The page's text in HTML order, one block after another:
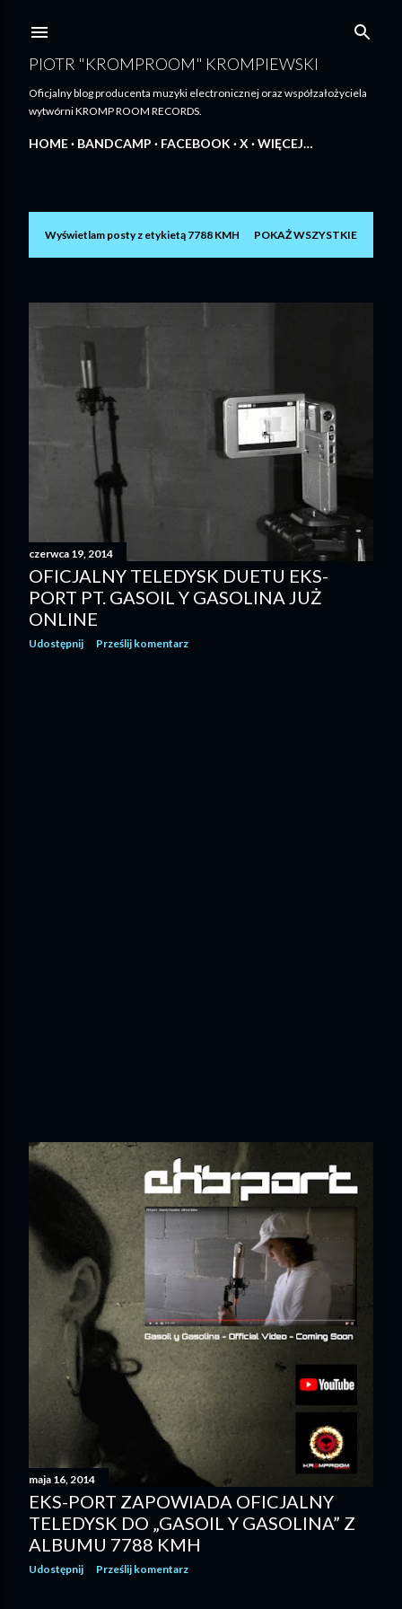
PIOTR "KROMPROOM" KROMPIEWSKI
Oficjalny blog producenta muzyki electronicznej oraz współzałożyciela
wytwórni KROMP ROOM RECORDS.
HOME BANDCAMP FACEBOOK X WIĘCEJ…
PWyświetlam posty z etykietą 7788 KMH POKAŻ WSZYSTKIE
czerwca 19, 2014
OFICJALNY TELEDYSK DUETU EKS-
PORT PT. GASOIL Y GASOLINA JUŻ
ONLINE
Udostępnij Prześlij komentarz
maja 16, 2014
EKS-PORT ZAPOWIADA OFICJALNY
TELEDYSK DO „GASOIL Y GASOLINA” Z
ALBUMU 7788 KMH
Udostępnij Prześlij komentarz